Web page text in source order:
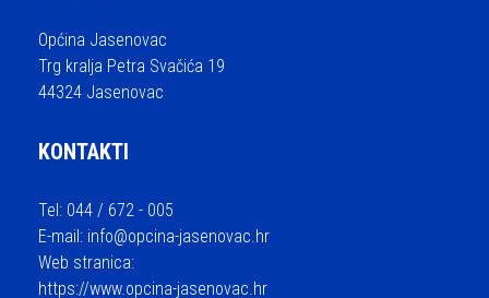
Općina Jasenovac
Trg kralja Petra Svačića 19
44324 Jasenovac
KONTAKTI
Tel: 044 / 672 - 005
E-mail: info@opcina-jasenovac.hr
Web stranica:
https://www.opcina-jasenovac.hr